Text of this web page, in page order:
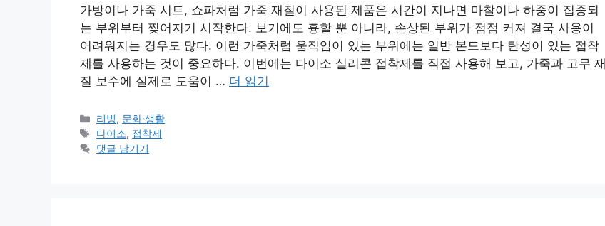
가방이나 가죽 시트, 쇼파처럼 가죽 재질이 사용된 제품은 시간이 지나면 마찰이나 하중이 집중되
는 부위부터 찢어지기 시작한다. 보기에도 흉할 뿐 아니라, 손상된 부위가 점점 커져 결국 사용이
어려워지는 경우도 많다. 이런 가죽처럼 움직임이 있는 부위에는 일반 본드보다 탄성이 있는 접착
제를 사용하는 것이 중요하다. 이번에는 다이소 실리콘 접착제를 직접 사용해 보고, 가죽과 고무 재
질 보수에 실제로 도움이 … 더 읽기
카
테
고
리빙, 문화·생활
태
그
다이소, 접착제
댓글 남기기